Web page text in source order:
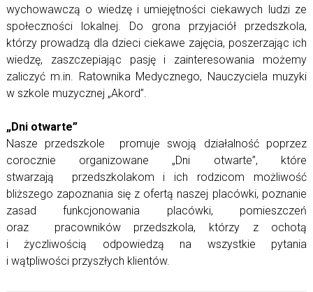
wychowawczą o wiedzę i umiejętności ciekawych ludzi ze
społeczności lokalnej. Do grona przyjaciół przedszkola,
którzy prowadzą dla dzieci ciekawe zajęcia, poszerzając ich
wiedzę, zaszczepiając pasję i zainteresowania możemy
zaliczyć m.in. Ratownika Medycznego, Nauczyciela muzyki
w szkole muzycznej „Akord”.
„Dni otwarte”
Nasze przedszkole promuje swoją działalność poprzez
corocznie organizowane „Dni otwarte”, które
stwarzają przedszkolakom i ich rodzicom możliwość
bliższego zapoznania się z ofertą naszej placówki, poznanie
zasad funkcjonowania placówki, pomieszczeń
oraz pracowników przedszkola, którzy z ochotą
i życzliwością odpowiedzą na wszystkie pytania
i wątpliwości przyszłych klientów.